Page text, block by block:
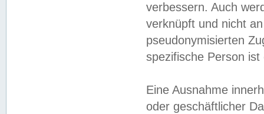
verbessern. Auch
verknüpft und nicht
pseudonymisierten
spezifische Person
Eine Ausnahme
oder geschäftlicher